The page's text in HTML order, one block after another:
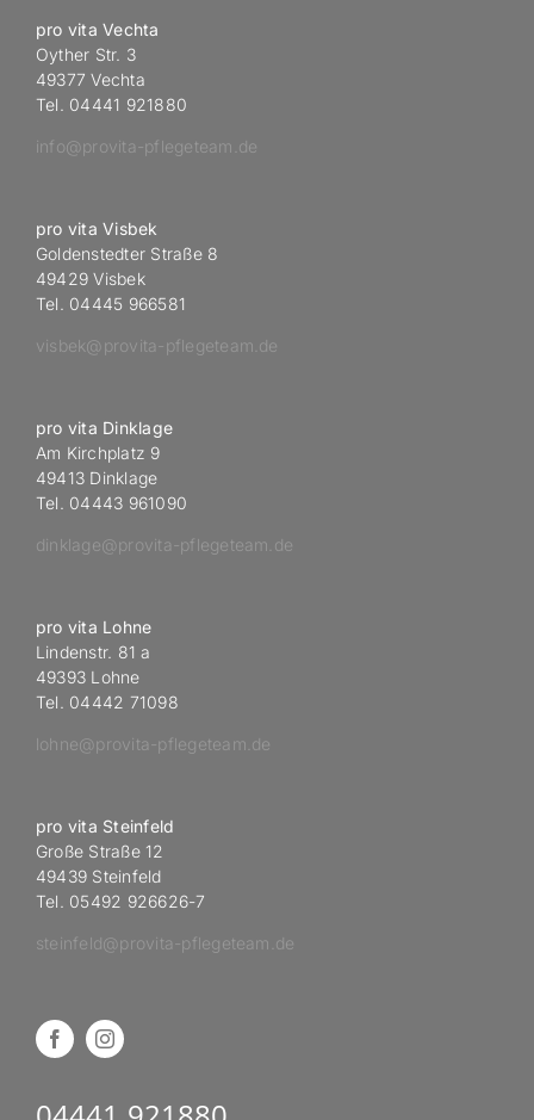
pro vita Vechta
Oyther Str. 3
49377 Vechta
Tel. 04441 921880
info@provita-pflegeteam.de
pro vita Visbek
Goldenstedter Straße 8
49429 Visbek
Tel. 04445 966581
visbek@provita-pflegeteam.de
pro vita Dinklage
Am Kirchplatz 9
49413 Dinklage
Tel. 04443 961090
dinklage@provita-pflegeteam.de
pro vita Lohne
Lindenstr. 81 a
49393 Lohne
Tel. 04442 71098
lohne@provita-pflegeteam.de
pro vita Steinfeld
Große Straße 12
49439 Steinfeld
Tel. 05492 926626-7
steinfeld@provita-pflegeteam.de